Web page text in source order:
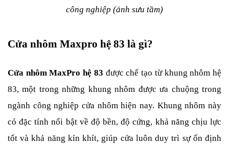
công nghiệp (ảnh sưu tầm)
Cửa nhôm Maxpro hệ 83 là gì?
Cửa nhôm MaxPro hệ 83 được chế tạo từ khung nhôm hệ
83, một trong những khung nhôm được ưa chuộng trong
ngành công nghiệp cửa nhôm hiện nay. Khung nhôm này
có đặc tính nổi bật về độ bền, độ cứng, khả năng chịu lực
tốt và khả năng kín khít, giúp cửa luôn duy trì sự ổn định